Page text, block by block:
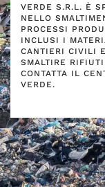
VERDE S.R.L. È
NELLO
PROCESSI
INCLUSI I
CANTIERI CIVILI
SMALTIRE
CONTATTA IL
VERDE.